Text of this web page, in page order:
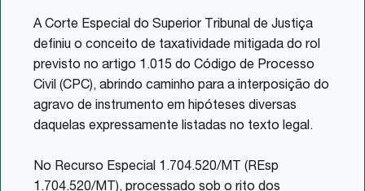
A Corte Especial do Superior Tribunal de Justiça
definiu o conceito de taxatividade mitigada do rol
previsto no artigo 1.015 do Código de Processo
Civil (CPC), abrindo caminho para a interposição do
agravo de instrumento em hipóteses diversas
daquelas expressamente listadas no texto legal.
No Recurso Especial 1.704.520/MT (REsp
1.704.520/MT), processado sob o rito dos